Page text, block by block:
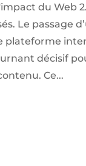
du Web
Le passage
plateforme
décisif
Ce...